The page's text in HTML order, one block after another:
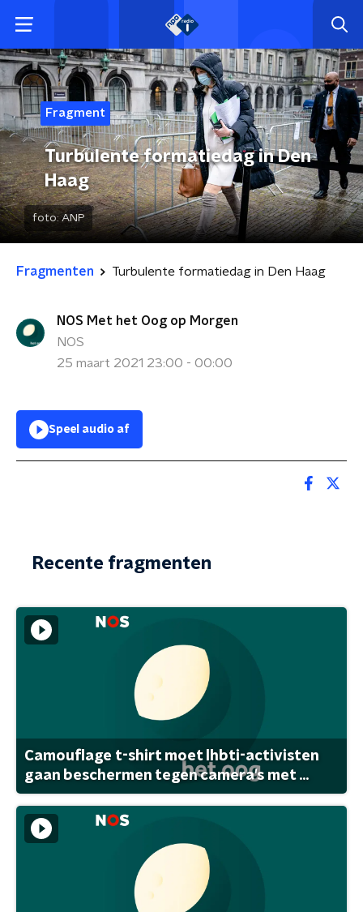
Fragment
Turbulente formatiedag in Den
Haag
foto:ANP
Fragmenten Turbulente formatiedag in Den Haag
NOS Met het Oog op Morgen
NOS
25 maart 2021 23:00 - 00:00
Speel audio af
Recente fragmenten
Camouflage t-shirt moet lhbti-activisten
gaan beschermen tegen camera's met ...